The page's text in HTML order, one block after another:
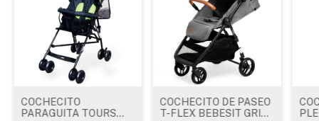
COCHECITO
PARAGUITA TOURS
COCHECITO DE PASEO
T-FLEX BEBESIT GRIS